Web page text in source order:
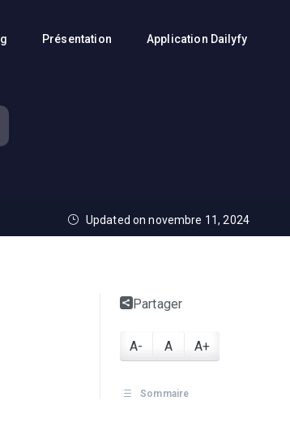
Présentation Application Dailyfy
Updated on novembre 11, 2024
Partager
A- A A+
Sommaire